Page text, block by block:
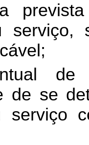
serviço,
de se
serviço